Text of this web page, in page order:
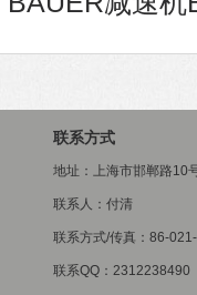
联系方式
地址：上海市邯郸路10
联系人：付清
联系方式/传真：86-
联系QQ：2312238490